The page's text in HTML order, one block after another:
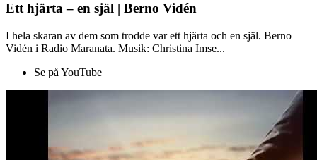
Ett hjärta – en själ | Berno Vidén
I hela skaran av dem som trodde var ett hjärta och en själ. Berno
Vidén i Radio Maranata. Musik: Christina Imse...
Se på YouTube